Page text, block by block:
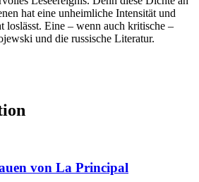
hat eine unheimliche Intensität und
loslässt. Eine – wenn auch kritische –
und die russische Literatur.
von La Principal